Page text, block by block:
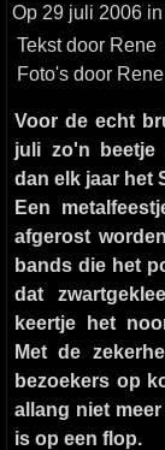
Op 29 juli 2006
Tekst door Rene
Foto's door Rene
Voor de echt
juli zo'n beetje
dan elk jaar het
Een
afgerost
bands die het
dat
keertje het
Met de
bezoekers op
allang niet
is op een flop.